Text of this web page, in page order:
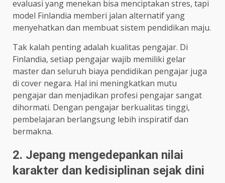
evaluasi yang menekan bisa menciptakan stres, tapi
model Finlandia memberi jalan alternatif yang
menyehatkan dan membuat sistem pendidikan maju.
Tak kalah penting adalah kualitas pengajar. Di
Finlandia, setiap pengajar wajib memiliki gelar
master dan seluruh biaya pendidikan pengajar juga
di cover negara. Hal ini meningkatkan mutu
pengajar dan menjadikan profesi pengajar sangat
dihormati. Dengan pengajar berkualitas tinggi,
pembelajaran berlangsung lebih inspiratif dan
bermakna.
2. Jepang mengedepankan nilai
karakter dan kedisiplinan sejak dini